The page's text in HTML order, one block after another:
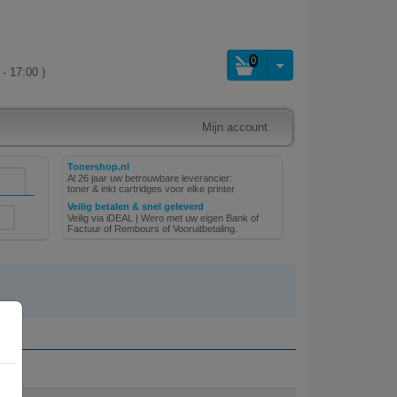
17:00 )
0
Mijn account
Tonershop.nl
Al 26 jaar uw betrouwbare leverancier:
toner & inkt cartridges voor elke printer
Veilig betalen & snel geleverd
Veilig via iDEAL | Wero met uw eigen Bank of
Factuur of Rembours of Vooruitbetaling.